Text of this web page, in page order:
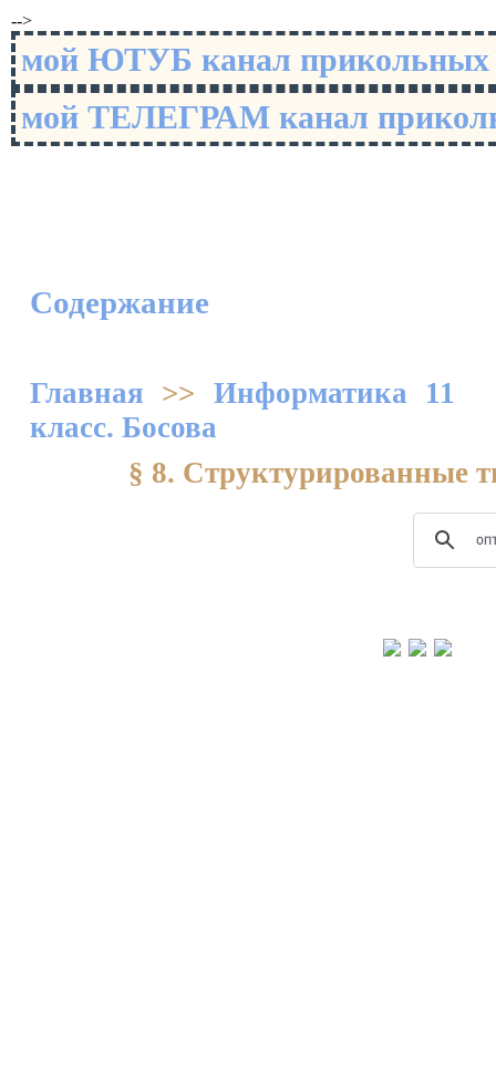
-->
мой ЮТУБ канал
мой ТЕЛЕГРАМ канал
Содержание
Главная >> Информатика 11
класс. Босова
§ 8. Структурированные